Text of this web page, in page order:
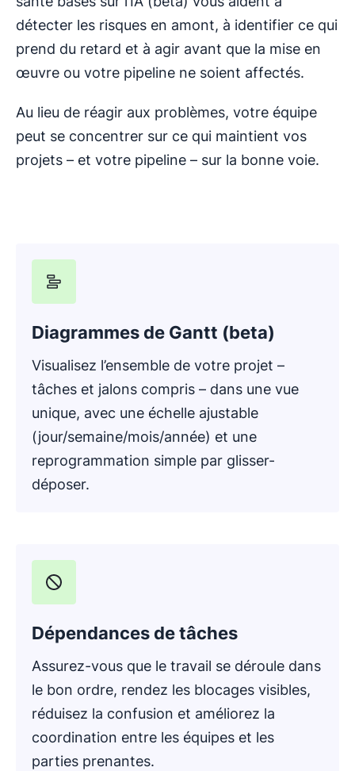
détecter les risques en amont, à identifier ce qui
prend du retard et à agir avant que la mise en
œuvre ou votre pipeline ne soient affectés.
Au lieu de réagir aux problèmes, votre équipe
peut se concentrer sur ce qui maintient vos
projets – et votre pipeline – sur la bonne voie.
Diagrammes de Gantt (beta)
Visualisez l’ensemble de votre projet –
tâches et jalons compris – dans une vue
unique, avec une échelle ajustable
(jour/semaine/mois/année) et une
reprogrammation simple par glisser-
déposer.
Dépendances de tâches
Assurez-vous que le travail se déroule dans
le bon ordre, rendez les blocages visibles,
réduisez la confusion et améliorez la
coordination entre les équipes et les
parties prenantes.